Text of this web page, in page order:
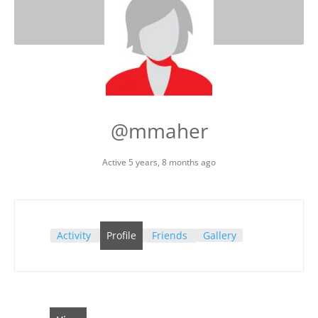
@mmaher
Active 5 years, 8 months ago
Activity Profile Friends Gallery